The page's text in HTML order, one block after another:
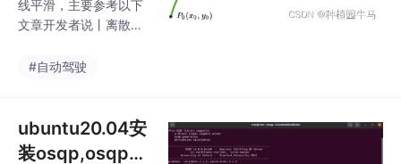
线平滑，主要参考以下
文章开发者说丨离散点
算法二：生成参考线具
部分。
#自动驾驶
ubuntu20.04安
装osqp,osqpei